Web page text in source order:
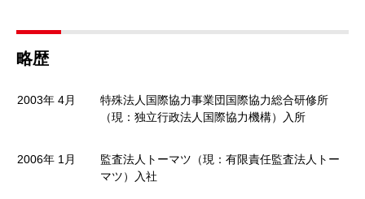
略歴
2003年 4月
特殊法人国際協力事業団国際協力総合研修所
（現：独立行政法人国際協力機構）入所
2006年 1月
監査法人トーマツ（現：有限責任監査法人トー
マツ）入社